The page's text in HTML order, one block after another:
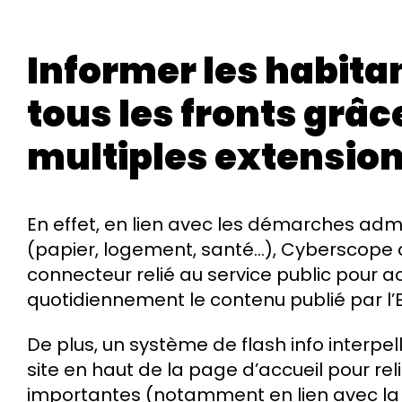
Informer les
tous les fronts
multiples
En effet, en lien avec les démarches
(papier, logement, santé…), Cyberscope
connecteur relié au service public pour
quotidiennement le contenu publié par
De plus, un système de flash info
site en haut de la page d’accueil pour
importantes (notamment en lien avec la